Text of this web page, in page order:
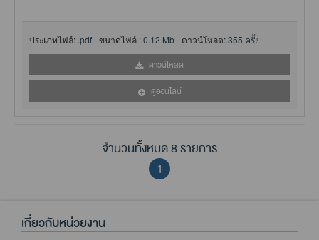
ประเภทไฟล์: .pdf ขนาดไฟล์ :0.12 Mb ดาวน์โหลด:355 ครั้ง
ดาวน์โหลด
ดูออนไลน์
จำนวนทั้งหมด 8 รายการ
1
เกี่ยวกับหน่วยงาน